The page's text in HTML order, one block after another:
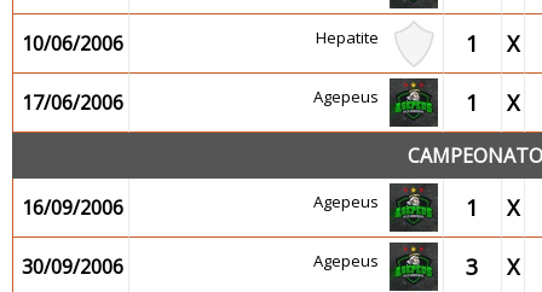
10/06/2006 Hepatite 1 X
17/06/2006 Agepeus 1 X
16/09/2006
Agepeus 1 X
30/09/2006 Agepeus 3 X